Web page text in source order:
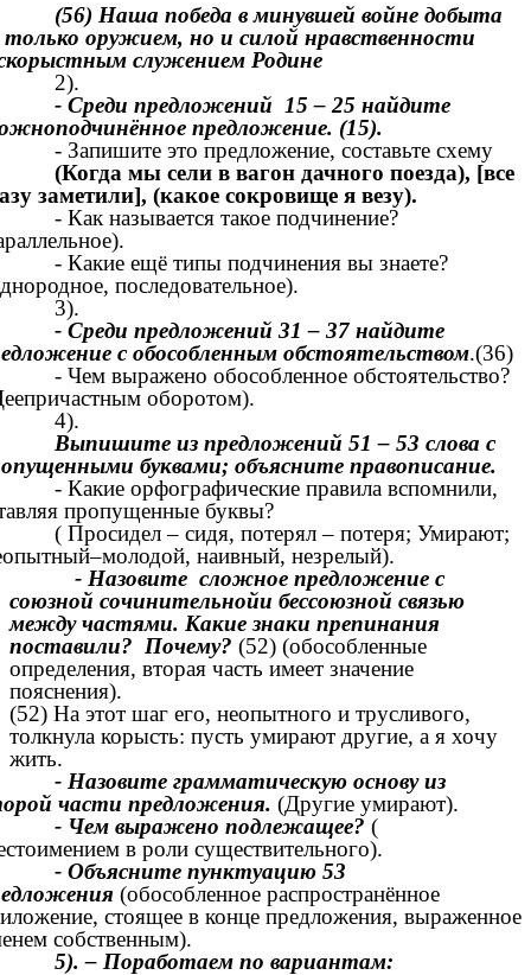
(56) Наша победа в минувшей войне добыта
только оружием, но и силой нравственности
служением Родине
2).
- Среди предложений 15 – 25 найдите
предложение. (15).
- Запишите это предложение, составьте схему
(Когда мы сели в вагон дачного поезда), [все
заметили], (какое сокровище я везу).
- Как называется такое подчинение?
- Какие ещё типы подчинения вы знаете?
последовательное).
3).
- Среди предложений 31 – 37 найдите
с обособленным обстоятельством.(36)
- Чем выражено обособленное обстоятельство?
оборотом).
4).
Выпишите из предложений 51 – 53 слова с
буквами; объясните правописание.
- Какие орфографические правила вспомнили,
пропущенные буквы?
( Просидел – сидя, потерял – потеря; Умирают;
наивный, незрелый).
- Назовите сложное предложение с
союзной сочинительнойи бессоюзной связью
между частями. Какие знаки препинания
поставили? Почему? (52) (обособленные
определения, вторая часть имеет значение
пояснения).
(52) На этот шаг его, неопытного и трусливого,
толкнула корысть: пусть умирают другие, а я хочу
жить.
- Назовите грамматическую основу из
части предложения. (Другие умирают).
- Чем выражено подлежащее? (
в роли существительного).
- Объясните пунктуацию 53
(обособленное распространённое
стоящее в конце предложения, выраженное
собственным).
5). – Поработаем по вариантам: